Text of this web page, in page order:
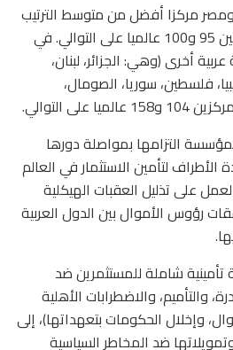
مركزا أفضل من متوسط الترتيب
العربي، حيث حلتا في المرتبتين 95 و100 عالميا على التوالي. في
جاء ترتيب 11 دولة عربية أخرى (وهي: الجزائر، لبنان،
فلسطين، سوريا، الصومال،
التوالي.
التزامها بمواصلة دورها
لتأمين الاستثمار في العالم
عام 1974، والعمل على تذليل العقبات الهيكلية
رؤوس الأموال بين الدول العربية
شاملة للمستثمرين ضد
والتأميم، والاضطرابات الأهلية
وإخلال الحكومات بتعهداتها)، إلى
ضد المخاطر السياسية